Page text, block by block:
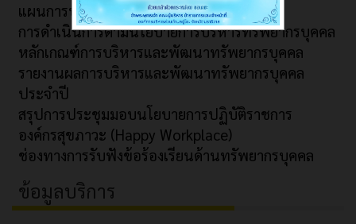
แผนการบริหารและพัฒนาทรัพยากรบุคคล
การดำเนินการตามนโยบายการบริหารทรัพยากรบุคคล
หลักเกณฑ์การบริหารและพัฒนาทรัพยากรบุคคล
รายงานผลการบริหารและพัฒนาทรัพยากรบุคคล
ประจำปี
สรุปการประชุมมอบนโยบายการปฏิบัติราชการ
องค์กรสุขภาวะ (Happy Workplace)
ช่องทางการรับฟังข้อร้องเรียนด้านทรัพยากรบุคคล
ข้อมูลบริการ